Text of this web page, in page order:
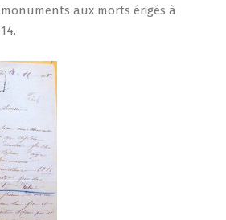
aux morts érigés à